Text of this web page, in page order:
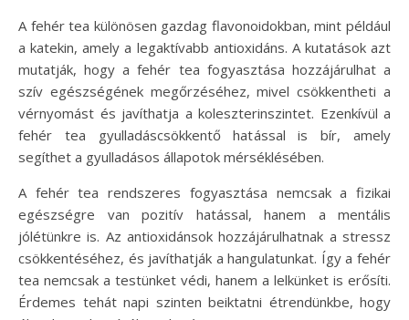
A fehér tea különösen gazdag flavonoidokban, mint például
a katekin, amely a legaktívabb antioxidáns. A kutatások azt
mutatják, hogy a fehér tea fogyasztása hozzájárulhat a
szív egészségének megőrzéséhez, mivel csökkentheti a
vérnyomást és javíthatja a koleszterinszintet. Ezenkívül a
fehér tea gyulladáscsökkentő hatással is bír, amely
segíthet a gyulladásos állapotok mérséklésében.
A fehér tea rendszeres fogyasztása nemcsak a fizikai
egészségre van pozitív hatással, hanem a mentális
jólétünkre is. Az antioxidánsok hozzájárulhatnak a stressz
csökkentéséhez, és javíthatják a hangulatunkat. Így a fehér
tea nemcsak a testünket védi, hanem a lelkünket is erősíti.
Érdemes tehát napi szinten beiktatni étrendünkbe, hogy